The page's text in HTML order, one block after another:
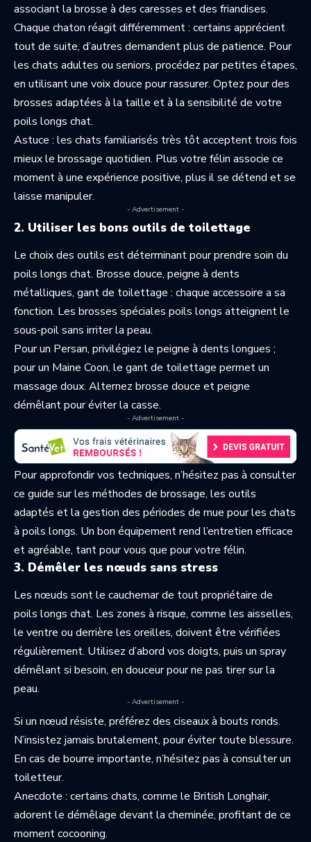
associant la brosse à des caresses et des friandises.
Chaque chaton réagit différemment : certains apprécient
tout de suite, d’autres demandent plus de patience. Pour
les chats adultes ou seniors, procédez par petites étapes,
en utilisant une voix douce pour rassurer. Optez pour des
brosses adaptées à la taille et à la sensibilité de votre
poils longs chat.
Astuce : les chats familiarisés très tôt acceptent trois fois
mieux le brossage quotidien. Plus votre félin associe ce
moment à une expérience positive, plus il se détend et se
laisse manipuler.
- Advertisement -
2. Utiliser les bons outils de toilettage
Le choix des outils est déterminant pour prendre soin du
poils longs chat. Brosse douce, peigne à dents
métalliques, gant de toilettage : chaque accessoire a sa
fonction. Les brosses spéciales poils longs atteignent le
sous-poil sans irriter la peau.
Pour un Persan, privilégiez le peigne à dents longues ;
pour un Maine Coon, le gant de toilettage permet un
massage doux. Alternez brosse douce et peigne
démêlant pour éviter la casse.
- Advertisement -
Pour approfondir vos techniques, n’hésitez pas à consulter
ce guide sur les méthodes de brossage, les outils
adaptés et la gestion des périodes de mue pour les chats
à poils longs. Un bon équipement rend l’entretien efficace
et agréable, tant pour vous que pour votre félin.
3. Démêler les nœuds sans stress
Les nœuds sont le cauchemar de tout propriétaire de
poils longs chat. Les zones à risque, comme les aisselles,
le ventre ou derrière les oreilles, doivent être vérifiées
régulièrement. Utilisez d’abord vos doigts, puis un spray
démêlant si besoin, en douceur pour ne pas tirer sur la
peau.
- Advertisement -
Si un nœud résiste, préférez des ciseaux à bouts ronds.
N’insistez jamais brutalement, pour éviter toute blessure.
En cas de bourre importante, n’hésitez pas à consulter un
toiletteur.
Anecdote : certains chats, comme le British Longhair,
adorent le démêlage devant la cheminée, profitant de ce
moment cocooning.